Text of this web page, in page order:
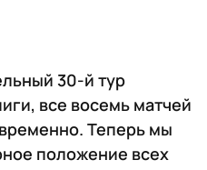
30-й тур
все восемь матчей
Теперь мы
положение всех